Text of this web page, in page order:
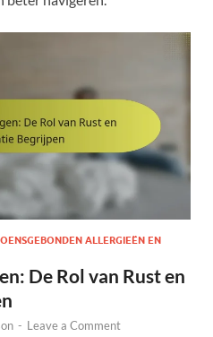
ALLERGIEËN EN
De Rol van Rust en
- Leave a Comment